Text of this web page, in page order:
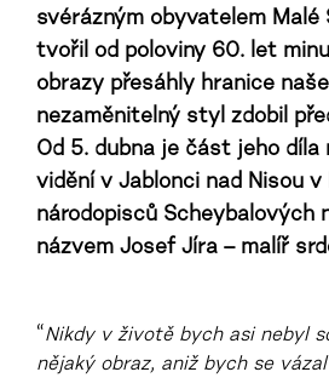
svérázným obyvatelem Malé
tvořil od poloviny 60. let
obrazy přesáhly hranice
nezaměnitelný styl zdobil
Od 5. dubna je část jeho díla
vidění v Jablonci nad Nisou v
národopisců Scheybalových
názvem Josef Jíra – malíř
“Nikdy v životě bych asi nebyl
nějaký obraz, aniž bych se vázal